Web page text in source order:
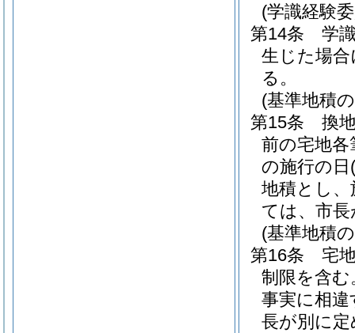
(学識経験
第14条
学
生じた場
る。
(基準地積
第15条
換
前の宅地各
の施行の日
地積とし
ては、市
(基準地積
第16条
宅
制限を含む
事実に相
長が別に